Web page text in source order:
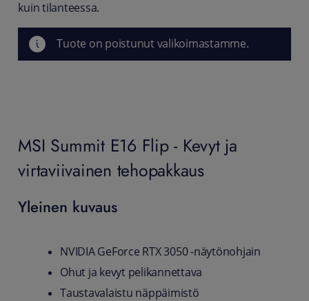
kuin tilanteessa.
Tuote on poistunut valikoimastamme.
MSI Summit E16 Flip - Kevyt ja
virtaviivainen tehopakkaus
Yleinen kuvaus
NVIDIA GeForce RTX 3050 -näytönohjain
Ohut ja kevyt pelikannettava
Taustavalaistu näppäimistö